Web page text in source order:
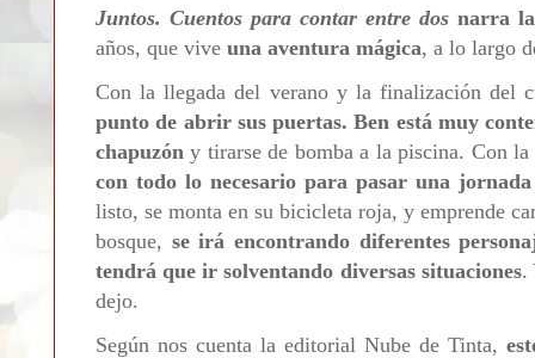
Juntos. Cuentos para contar entre dos narra
años, que vive una aventura mágica, a lo largo
Con la llegada del verano y la finalización del
punto de abrir sus puertas. Ben está muy
chapuzón y tirarse de bomba a la piscina. Con
con todo lo necesario para pasar una
listo, se monta en su bicicleta roja, y emprende
bosque, se irá encontrando diferentes
tendrá que ir solventando diversas situaciones.
dejo.
Según nos cuenta la editorial Nube de Tinta,